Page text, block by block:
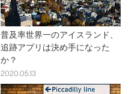
普及率世界一のアイスランド、
追跡アプリは決め手になった
か？
2020.05.13